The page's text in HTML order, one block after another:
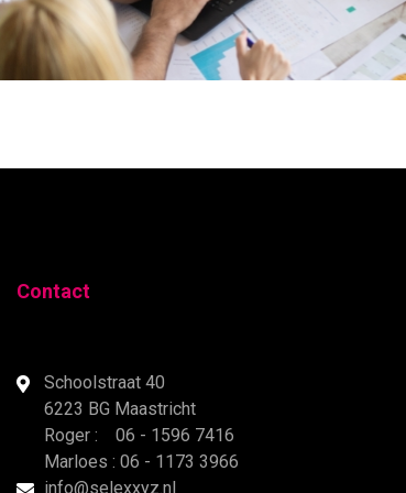
Contact
Schoolstraat 40
6223 BG Maastricht
Roger : 06 - 1596 7416
Marloes : 06 - 1173 3966
info@selexxyz.nl